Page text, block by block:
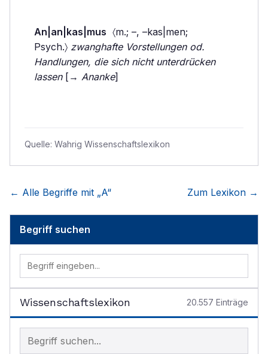
An|an|kas|mus 〈m.; –, –kas|men;
Psych.〉 zwanghafte Vorstellungen od.
Handlungen, die sich nicht unterdrücken
lassen[→ Ananke]
Quelle: Wahrig Wissenschaftslexikon
← Alle Begriffe mit „A“ Zum Lexikon →
Begriff suchen
Wissenschaftslexikon 20.557 Einträge
Begriff im Lexikon suchen